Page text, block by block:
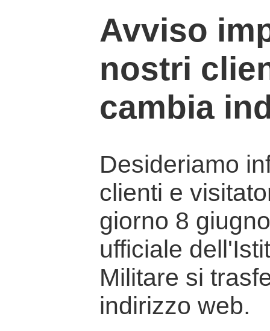
Avviso
nostri
cambia
Desideriamo
clienti e
giorno 8
ufficiale
Militare si
indirizzo web.